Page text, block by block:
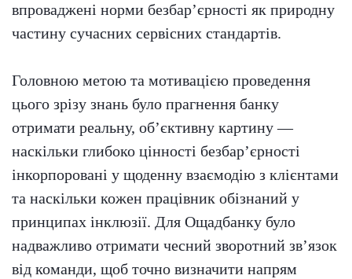
впроваджені норми безбар’єрності як природну
частину сучасних сервісних стандартів.
Головною метою та мотивацією проведення
цього зрізу знань було прагнення банку
отримати реальну, об’єктивну картину —
наскільки глибоко цінності безбар’єрності
інкорпоровані у щоденну взаємодію з клієнтами
та наскільки кожен працівник обізнаний у
принципах інклюзії. Для Ощадбанку було
надважливо отримати чесний зворотний зв’язок
від команди, щоб точно визначити напрям